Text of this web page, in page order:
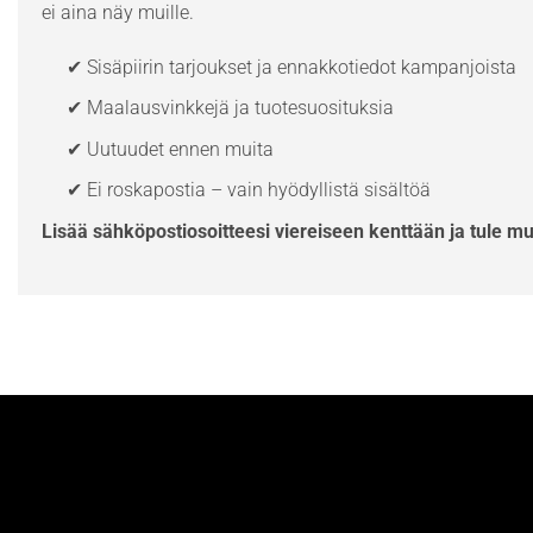
ei aina näy muille.
✔ Sisäpiirin tarjoukset ja ennakkotiedot kampanjoista
✔ Maalausvinkkejä ja tuotesuosituksia
✔ Uutuudet ennen muita
✔ Ei roskapostia – vain hyödyllistä sisältöä
Lisää sähköpostiosoitteesi viereiseen kenttään ja tule